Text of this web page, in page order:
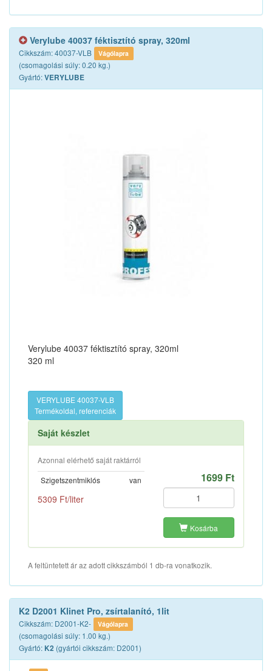
Verylube 40037 féktisztító spray, 320ml
Cikkszám: 40037-VLB Vágólapra
(csomagolási súly: 0.20 kg.)
Gyártó:VERYLUBE
Verylube 40037 féktisztító spray, 320ml
320 ml
VERYLUBE 40037-VLB
Termékoldal, referenciák
Saját készlet
Azonnal elérhető saját raktárról
Szigetszentmiklós
van
5309 Ft/liter
1699 Ft
Kosárba
A feltüntetett ár az adott cikkszámból 1 db-ra vonatkozik.
K2 D2001 Klinet Pro, zsírtalanító, 1lit
Cikkszám: D2001-K2- Vágólapra
(csomagolási súly: 1.00 kg.)
Gyártó: K2 (gyártói cikkszám: D2001)